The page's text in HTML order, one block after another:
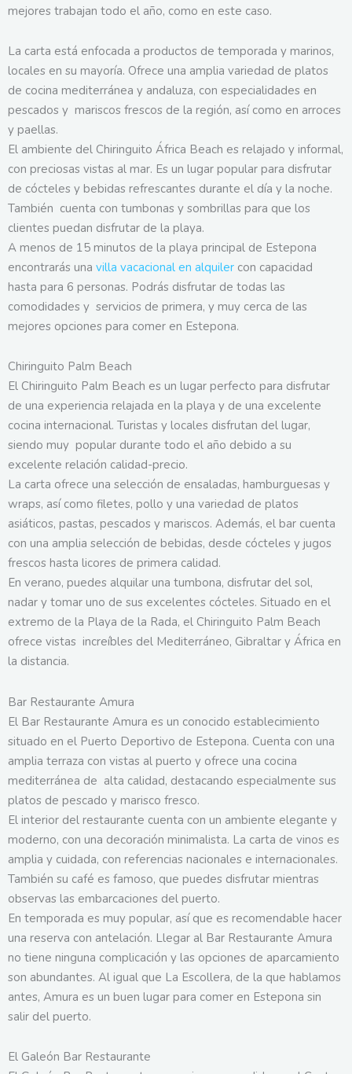
mejores trabajan todo el año, como en este caso.
La carta está enfocada a productos de temporada y marinos,
locales en su mayoría. Ofrece una amplia variedad de platos
de cocina mediterránea y andaluza, con especialidades en
pescados y mariscos frescos de la región, así como en arroces
y paellas.
El ambiente del Chiringuito África Beach es relajado y informal,
con preciosas vistas al mar. Es un lugar popular para disfrutar
de cócteles y bebidas refrescantes durante el día y la noche.
También cuenta con tumbonas y sombrillas para que los
clientes puedan disfrutar de la playa.
A menos de 15 minutos de la playa principal de Estepona
encontrarás una villa vacacional en alquiler con capacidad
hasta para 6 personas. Podrás disfrutar de todas las
comodidades y servicios de primera, y muy cerca de las
mejores opciones para comer en Estepona.
Chiringuito Palm Beach
El Chiringuito Palm Beach es un lugar perfecto para disfrutar
de una experiencia relajada en la playa y de una excelente
cocina internacional. Turistas y locales disfrutan del lugar,
siendo muy popular durante todo el año debido a su
excelente relación calidad-precio.
La carta ofrece una selección de ensaladas, hamburguesas y
wraps, así como filetes, pollo y una variedad de platos
asiáticos, pastas, pescados y mariscos. Además, el bar cuenta
con una amplia selección de bebidas, desde cócteles y jugos
frescos hasta licores de primera calidad.
En verano, puedes alquilar una tumbona, disfrutar del sol,
nadar y tomar uno de sus excelentes cócteles. Situado en el
extremo de la Playa de la Rada, el Chiringuito Palm Beach
ofrece vistas increíbles del Mediterráneo, Gibraltar y África en
la distancia.
Bar Restaurante Amura
El Bar Restaurante Amura es un conocido establecimiento
situado en el Puerto Deportivo de Estepona. Cuenta con una
amplia terraza con vistas al puerto y ofrece una cocina
mediterránea de alta calidad, destacando especialmente sus
platos de pescado y marisco fresco.
El interior del restaurante cuenta con un ambiente elegante y
moderno, con una decoración minimalista. La carta de vinos es
amplia y cuidada, con referencias nacionales e internacionales.
También su café es famoso, que puedes disfrutar mientras
observas las embarcaciones del puerto.
En temporada es muy popular, así que es recomendable hacer
una reserva con antelación. Llegar al Bar Restaurante Amura
no tiene ninguna complicación y las opciones de aparcamiento
son abundantes. Al igual que La Escollera, de la que hablamos
antes, Amura es un buen lugar para comer en Estepona sin
salir del puerto.
El Galeón Bar Restaurante